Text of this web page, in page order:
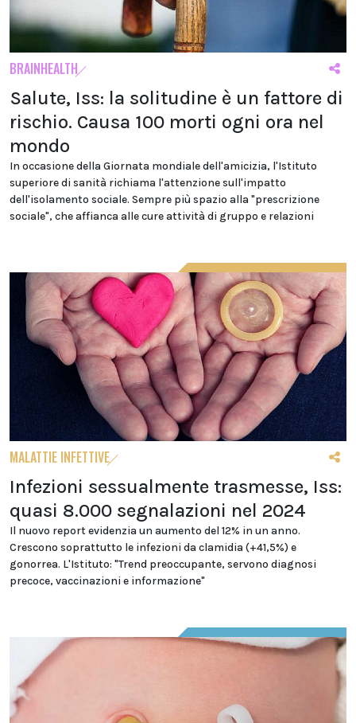
BRAINHEALTH
Salute, Iss: la solitudine è un fattore di
rischio. Causa 100 morti ogni ora nel
mondo
In occasione della Giornata mondiale dell'amicizia, l'Istituto
superiore di sanità richiama l'attenzione sull'impatto
dell'isolamento sociale. Sempre più spazio alla "prescrizione
sociale", che affianca alle cure attività di gruppo e relazioni
MALATTIE INFETTIVE
Infezioni sessualmente trasmesse, Iss:
quasi 8.000 segnalazioni nel 2024
Il nuovo report evidenzia un aumento del 12% in un anno.
Crescono soprattutto le infezioni da clamidia (+41,5%) e
gonorrea. L'Istituto: "Trend preoccupante, servono diagnosi
precoce, vaccinazioni e informazione"